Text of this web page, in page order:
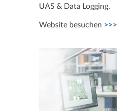
UAS & Data Logging.
Website besuchen >>>